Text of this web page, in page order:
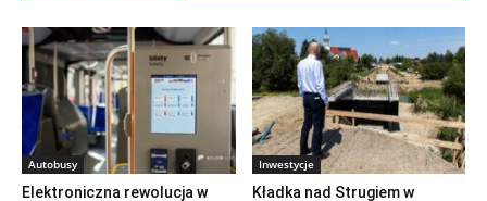
Autobusy
Elektroniczna rewolucja w
Inwestycje
Kładka nad Strugiem w